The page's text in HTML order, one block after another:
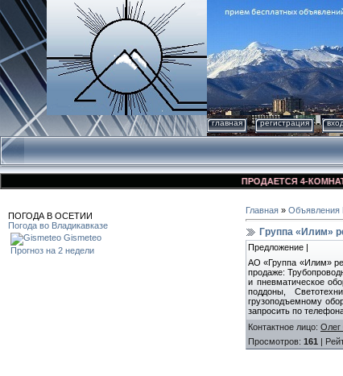
главная регистрация
ПРОДАЕТСЯ 4-
ПОГОДА В ОСЕТИИ
Погода во Владикавказе
Gismeteo
Прогноз на 2 недели
Главная » Объявления
Группа «Илим»
Предложение |
АО «Группа «Илим»
продаже:
и пневматическое
поддоны,
грузоподъемному
запросить по
Контактное лицо: Олег
Просмотров: 161 |